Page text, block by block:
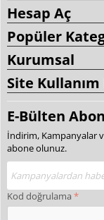
Hesap Aç
Popüler
Kurumsal
Site Kullanım
E-Bülten
İndirim, Kampanyalar
abone olunuz.
Kod doğrulama